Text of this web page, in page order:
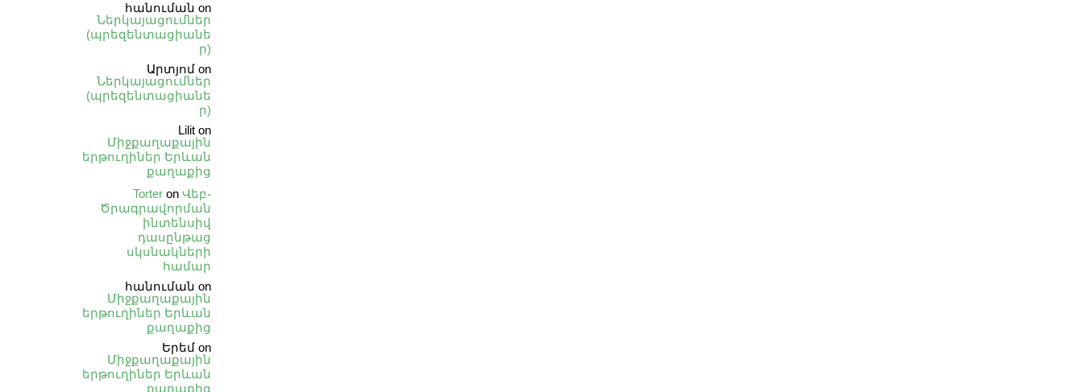
հանուման on
Ներկայացումներ
(պրեզենտացիանե
ր)
Արտյոմ on
Ներկայացումներ
(պրեզենտացիանե
ր)
Lilit on
Միջքաղաքային
երթուղիներ Երևան
քաղաքից
Torter on Վեբ֊
Ծրագրավորման
ինտենսիվ
դասընթաց
սկսնակների
համար
հանուման on
Միջքաղաքային
երթուղիներ Երևան
քաղաքից
Երեմ on
Միջքաղաքային
երթուղիներ Երևան
քաղաքից